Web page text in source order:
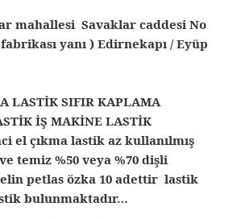
mahallesi Savaklar caddesi No
yanı ) Edirnekapı / Eyüp
LASTİK SIFIR KAPLAMA
İŞ MAKİNE LASTİK
el çıkma lastik az kullanılmış
ve temiz %50 veya %70 dişli
petlas özka 10 adettir lastik
bulunmaktadır…